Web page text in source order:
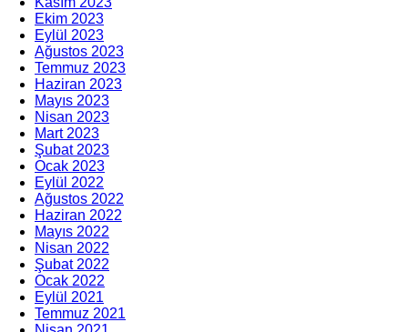
Ekim 2023
Eylül 2023
Ağustos 2023
Temmuz 2023
Haziran 2023
Mayıs 2023
Nisan 2023
Mart 2023
Şubat 2023
Ocak 2023
Eylül 2022
Ağustos 2022
Haziran 2022
Mayıs 2022
Nisan 2022
Şubat 2022
Ocak 2022
Eylül 2021
Temmuz 2021